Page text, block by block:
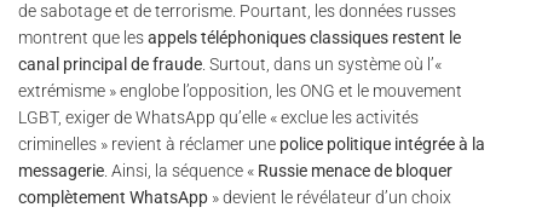
de sabotage et de terrorisme. Pourtant, les données russes
montrent que lesappels téléphoniques classiques restent le
canal principal de fraude. Surtout, dans un système où l’«
extrémisme » englobe l’opposition, les ONG et le mouvement
LGBT, exiger de WhatsApp qu’elle « exclue les activités
criminelles » revient à réclamer une police politique intégrée à la
messagerie. Ainsi, la séquence « Russie menace de bloquer
complètement WhatsApp » devient le révélateur d’un choix